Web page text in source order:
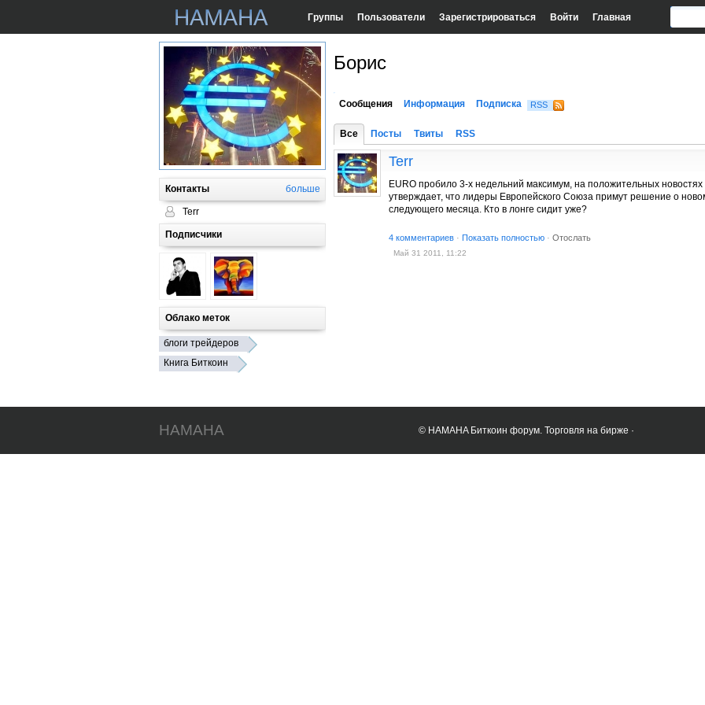
Группы Пользователи Зарегистрироваться Войти Главная
Контакты больше
Terr
Подписчики
Облако меток
блоги трейдеров
Книга Биткоин
Борис
Сообщения Информация Подписка RSS
Все Посты Твиты RSS
Terr
EURO пробило 3-х недельний максимум, на положительных
утверждает, что лидеры Европейского Союза примут решение о
следующего месяца. Кто в лонге сидит уже?
4 комментариев · Показать полностью · Отослать
Май 31 2011, 11:22
HAMAHA © HAMAHA Биткоин форум. Торговля на бирже ·